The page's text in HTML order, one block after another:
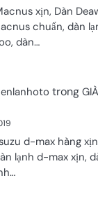
xịn, Dàn
chuẩn, dàn
dàn…
trong
d-max hàng
lạnh d-max xịn,